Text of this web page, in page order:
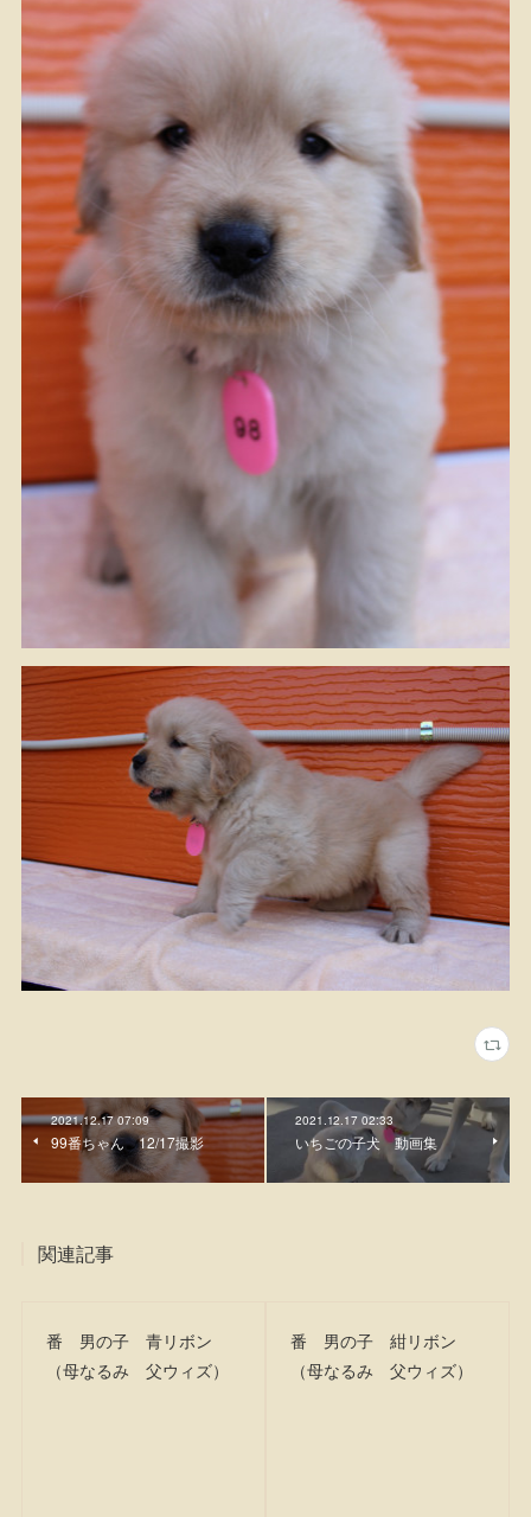
2021.12.17 07:09
99番ちゃん 12/17撮影
2021.12.17 02:33
いちごの子犬 動画集
関連記事
番 男の子 青リボン
（母なるみ 父ウィズ）
番 男の子 紺リボン
（母なるみ 父ウィズ）